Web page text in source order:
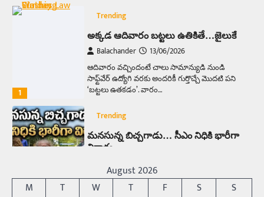
1
Trending
అక్కడ ఆదివారం బట్టలు ఉతికితే…జైలుకే
Balachander 13/06/2026
ఆదివారం వచ్చిందంటే చాలు సామాన్యుడి నుండి
సాఫ్ట్‌వేర్ ఉద్యోగి వరకు అందరికీ గుర్తొచ్చే మొదటి పని
‘బట్టలు ఉతకడం’. వారం…
Trending
మనసున్న బిచ్చగాడు… సీఎం నిధికి భారీగా
విరాళం
కడుపు నింపుకోవడానికి భిక్షాటన చేస్తున్నా… చేతికి వచ్చిన
డబ్బును తనకోసం కాకుండా సమాజం కోసం ఖర్చు
August 2026
M
T W T F S S